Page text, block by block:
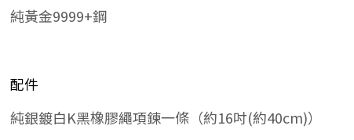
純黃金9999+鋼
配件
純銀鍍白K黑橡膠繩項鍊一條（約16吋(約40cm)）